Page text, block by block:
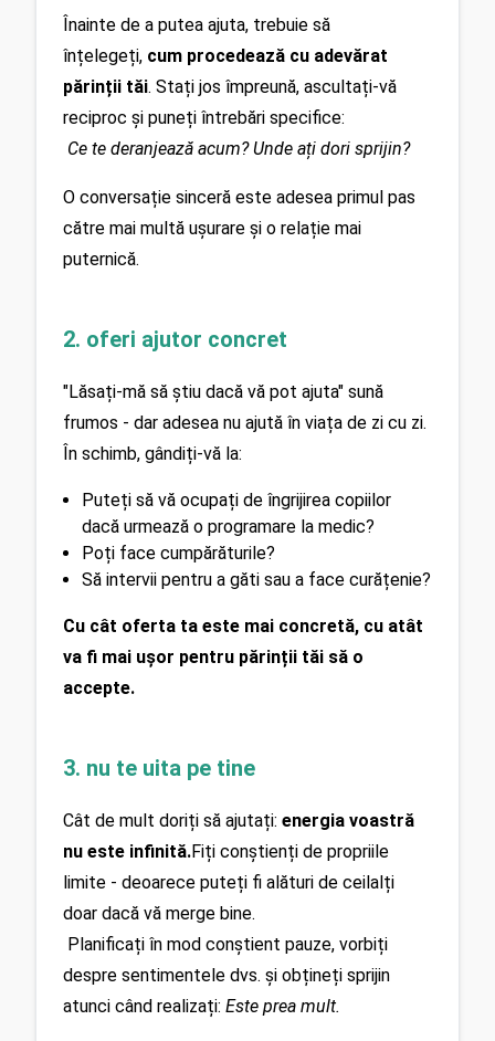
Înainte de a putea ajuta, trebuie să
înțelegeți, cum procedează cu adevărat
părinții tăi. Stați jos împreună, ascultați-vă
reciproc și puneți întrebări specifice:
Ce te deranjează acum? Unde ați dori sprijin?
O conversație sinceră este adesea primul pas
către mai multă ușurare și o relație mai
puternică.
2. oferi ajutor concret
"Lăsați-mă să știu dacă vă pot ajuta" sună
frumos - dar adesea nu ajută în viața de zi cu zi.
În schimb, gândiți-vă la:
Puteți să vă ocupați de îngrijirea copiilor
dacă urmează o programare la medic?
Poți face cumpărăturile?
Să intervii pentru a găti sau a face curățenie?
Cu cât oferta ta este mai concretă, cu atât
va fi mai ușor pentru părinții tăi să o
accepte.
3. nu te uita pe tine
Cât de mult doriți să ajutați: energia voastră
nu este infinită.Fiți conștienți de propriile
limite - deoarece puteți fi alături de ceilalți
doar dacă vă merge bine.
despre sentimentele dvs. și obțineți sprijin
atunci când realizați: Este prea mult.